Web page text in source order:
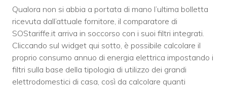
Qualora non si abbia a portata di mano l’ultima bolletta
ricevuta dall’attuale fornitore, il comparatore di
SOStariffe.it arriva in soccorso con i suoi filtri integrati.
Cliccando sul widget qui sotto, è possibile calcolare il
proprio consumo annuo di energia elettrica impostando i
filtri sulla base della tipologia di utilizzo dei grandi
elettrodomestici di casa, così da calcolare quanti